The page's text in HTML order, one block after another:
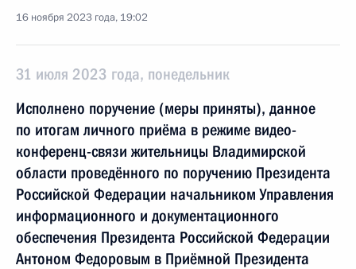
16 ноября 2023 года, 19:02
31 июля 2023 года, понедельник
Исполнено поручение (меры приняты), данное
по итогам личного приёма в режиме видео-
конференц-связи жительницы Владимирской
области проведённого по поручению Президента
Российской Федерации начальником Управления
информационного и документационного
обеспечения Президента Российской Федерации
Антоном Федоровым в Приёмной Президента